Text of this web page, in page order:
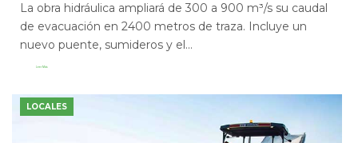
La obra hidráulica ampliará de 300 a 900 m³/s su caudal
de evacuación en 2400 metros de traza. Incluye un
nuevo puente, sumideros y el...
Leer Más
LOCALES